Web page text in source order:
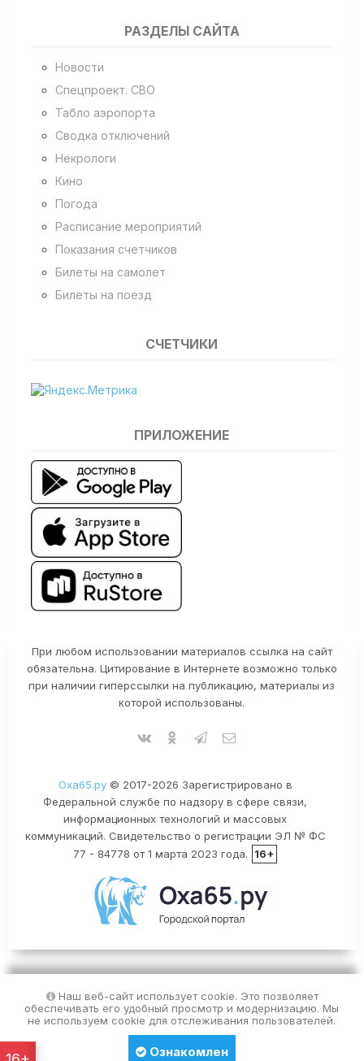
РАЗДЕЛЫ САЙТА
Новости
Спецпроект. СВО
Табло аэропорта
Сводка отключений
Некрологи
Кино
Погода
Расписание мероприятий
Показания счетчиков
Билеты на самолет
Билеты на поезд
СЧЕТЧИКИ
ПРИЛОЖЕНИЕ
При любом использовании материалов ссылка на сайт
обязательна. Цитирование в Интернете возможно только
при наличии гиперссылки на публикацию, материалы из
которой использованы.
Оха65.ру© 2017-2026 Зарегистрировано в
Федеральной службе по надзору в сфере связи,
информационных технологий и массовых
коммуникаций. Свидетельство о регистрации ЭЛ № ФС
77 - 84778 от 1 марта 2023 года.
16+
Наш веб-сайт использует cookie. Это позволяет
обеспечивать его удобный просмотр и модернизацию. Мы
не используем cookie для отслеживания пользователей.
Ознакомлен